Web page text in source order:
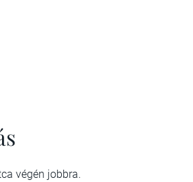
végén jobbra.